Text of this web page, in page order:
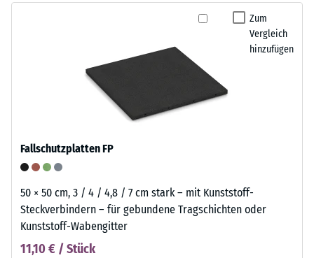
Zum
Vergleich
hinzufügen
Fallschutzplatten FP
50 × 50 cm, 3 / 4 / 4,8 / 7 cm stark – mit Kunststoff-
Steckverbindern – für gebundene Tragschichten oder
Kunststoff-Wabengitter
11,10 € / Stück